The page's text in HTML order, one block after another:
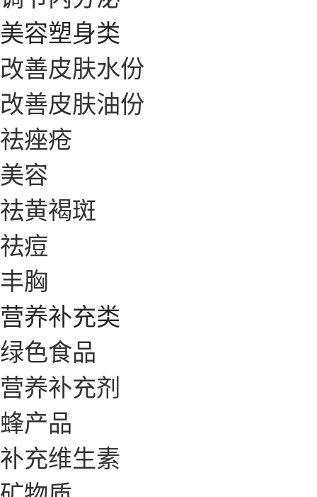
美容塑身类
改善皮肤水份
改善皮肤油份
祛痤疮
美容
祛黄褐斑
祛痘
丰胸
营养补充类
绿色食品
营养补充剂
蜂产品
补充维生素